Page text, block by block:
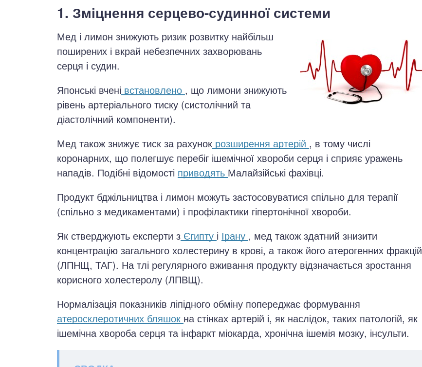
1. Зміцнення серцево-судинної системи
Мед і лимон знижують ризик розвитку найбільш
поширених і вкрай небезпечних захворювань
серця і судин.
Японські вчені встановлено , що лимони знижують
рівень артеріального тиску (систолічний та
діастолічний компоненти).
Мед також знижує тиск за рахунок розширення артерій , в тому числі
коронарних, що полегшує перебіг ішемічної хвороби серця і сприяє уражень
нападів. Подібні відомості приводять Малайзійські фахівці.
Продукт бджільництва і лимон можуть застосовуватися спільно для терапії
(спільно з медикаментами) і профілактики гіпертонічної хвороби.
Як стверджують експерти з Єгипту і Ірану , мед також здатний знизити
концентрацію загального холестерину в крові, а також його атерогенних фракцій
(ЛПНЩ, ТАГ). На тлі регулярного вживання продукту відзначається зростання
корисного холестеролу (ЛПВЩ).
Нормалізація показників ліпідного обміну попереджає формування
атеросклеротичних бляшок на стінках артерій і, як наслідок, таких патологій, як
ішемічна хвороба серця та інфаркт міокарда, хронічна ішемія мозку, інсульти.